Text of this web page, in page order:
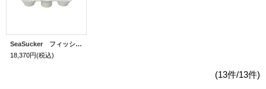
SeaSucker フィッシャーマンズカップホルダー
18,370円(税込)
(13件/13件)